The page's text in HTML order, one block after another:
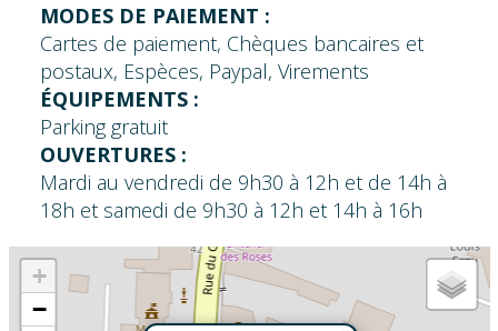
MODES DE PAIEMENT :
Cartes de paiement, Chèques bancaires et
postaux, Espèces, Paypal, Virements
ÉQUIPEMENTS :
Parking gratuit
OUVERTURES :
Mardi au vendredi de 9h30 à 12h et de 14h à
18h et samedi de 9h30 à 12h et 14h à 16h
+
−